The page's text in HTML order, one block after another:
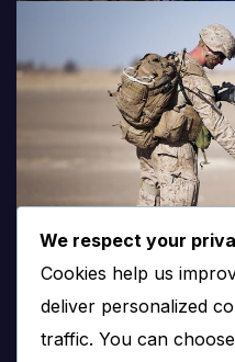
We respect your
Cookies help us
deliver personalized
traffic. You can